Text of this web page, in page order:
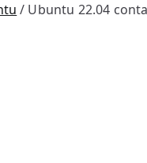
Ubuntu 22.04